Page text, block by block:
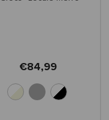
€84,99